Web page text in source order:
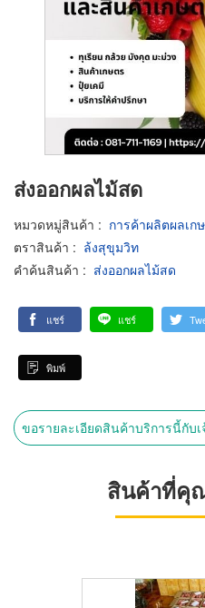
ส่งออกผลไม้สด
หมวดหมู่สินค้า : การค้าผลิตผลเก
ตราสินค้า : ล้งสุขุมวิท
คำค้นสินค้า : ส่งออกผลไม้สด
แชร์ แชร์
พิมพ์
ขอรายละเอียดสินค้าบริการนี้กับ
สินค้าที่คุ